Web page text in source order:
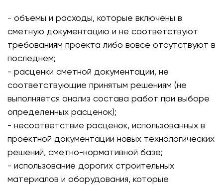
- объемы и расходы, которые включены в
сметную документацию и не соответствуют
требованиям проекта либо вовсе отсутствуют в
последнем;
- расценки сметной документации, не
соответствующие принятым решениям (не
выполняется анализ состава работ при выборе
определенных расценок);
- несоответствие расценок, использованных в
проектной документации новых технологических
решений, сметно-нормативной базе;
- использование дорогих строительных
материалов и оборудования, которые